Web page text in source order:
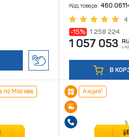
Код товара:
4
-15% 1 258 224
1 057 053 с
В
по Москве Акция!